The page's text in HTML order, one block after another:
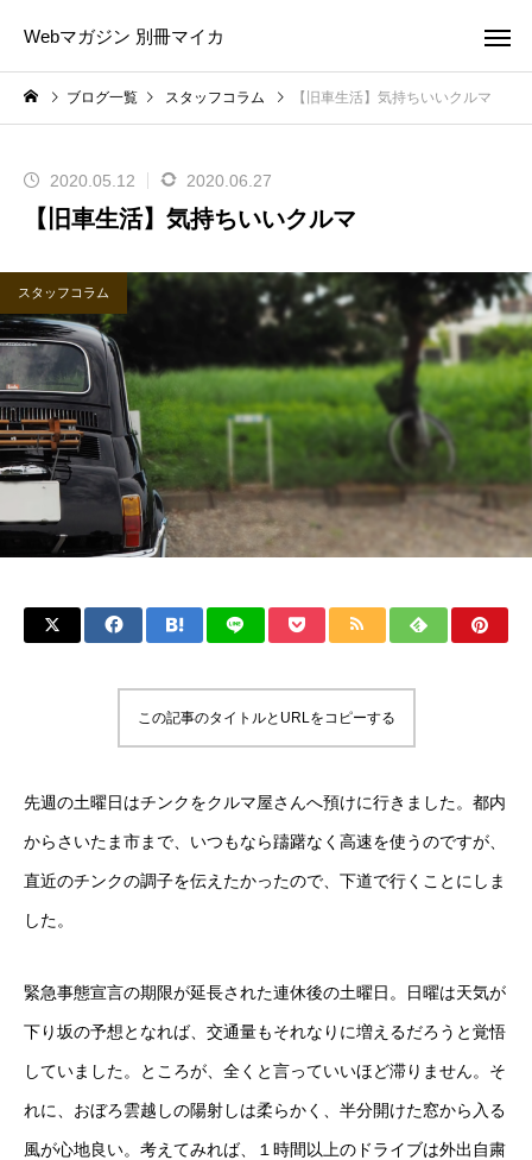
Webマガジン 別冊マイカ
ブログ一覧 スタッフコラム 【旧車生活】気持ちいいクルマ
2020.05.12 2020.06.27
【旧車生活】気持ちいいクルマ
スタッフコラム
この記事のタイトルとURLをコピーする
先週の土曜日はチンクをクルマ屋さんへ預けに行きました。都内
からさいたま市まで、いつもなら躊躇なく高速を使うのですが、
直近のチンクの調子を伝えたかったので、下道で行くことにしま
した。
緊急事態宣言の期限が延長された連休後の土曜日。日曜は天気が
下り坂の予想となれば、交通量もそれなりに増えるだろうと覚悟
していました。ところが、全くと言っていいほど滞りません。そ
れに、おぼろ雲越しの陽射しは柔らかく、半分開けた窓から入る
風が心地良い。考えてみれば、１時間以上のドライブは外出自粛